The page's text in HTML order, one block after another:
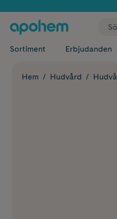
Sortiment Erbjudanden
Hem Hudvård